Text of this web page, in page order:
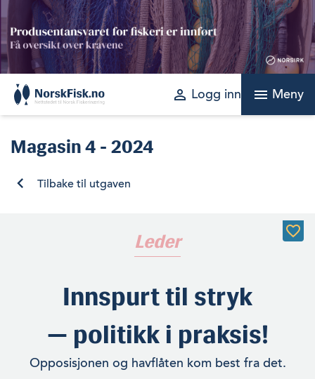
Skip
to
content
perm_identity Logg inn menu Meny
Magasin4 - 2024
Tilbake til utgaven
Leder
Innspurt til stryk
— politikk i praksis!
Opposisjonen og havflåten kom best fra det.